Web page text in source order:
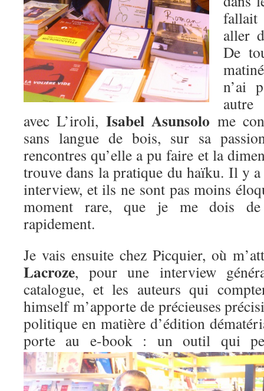
aller
De
n’ai
autre
avec L’iroli, Isabel Asunsolo me
sans langue de bois, sur sa
rencontres qu’elle a pu faire et la
trouve dans la pratique du haïku. Il y a
interview, et ils ne sont pas moins
moment rare, que je me dois
rapidement.
Je vais ensuite chez Picquier, où
Lacroze, pour une interview
catalogue, et les auteurs qui
himself m’apporte de précieuses
politique en matière d’édition
porte au e-book : un outil qui